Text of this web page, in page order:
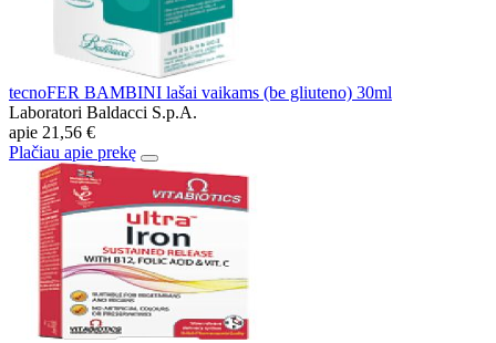
tecnoFER BAMBINI lašai vaikams (be gliuteno) 30ml
Laboratori Baldacci S.p.A.
apie 21,56 €
Plačiau apie prekę